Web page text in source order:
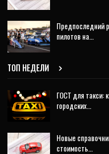
Предпоследний
пилотов на…
ТОП НЕДЕЛИ
ГОСТ для такси:
городских…
Новые
стоимость…